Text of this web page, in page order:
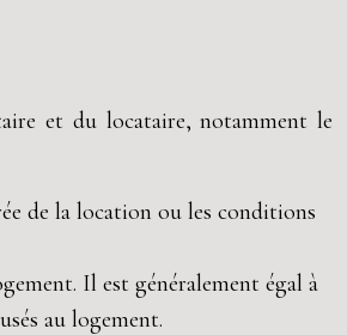
et du locataire, notamment le
de la location ou les conditions
Il est généralement égal à
au logement.